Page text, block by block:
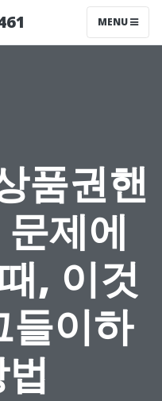
MENU
품권핸
제에
, 이것
들이하